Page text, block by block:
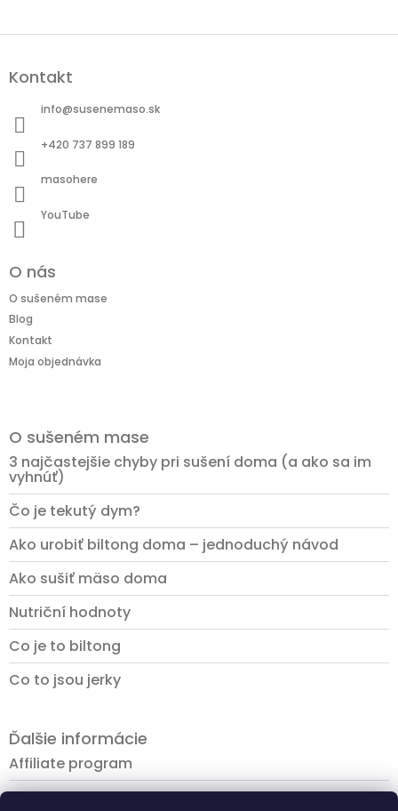
pKontakt
info@susenemaso.sk
+420 737 899 189
masohere
YouTube
O nás
O sušeném mase
Blog
Kontakt
Moja objednávka
O sušeném mase
3 najčastejšie chyby pri sušení doma (a ako sa im
vyhnúť)
Čo je tekutý dym?
Ako urobiť biltong doma – jednoduchý návod
Ako sušiť mäso doma
Nutriční hodnoty
Co je to biltong
Co to jsou jerky
Ďalšie informácie
Affiliate program
Platba a doprava